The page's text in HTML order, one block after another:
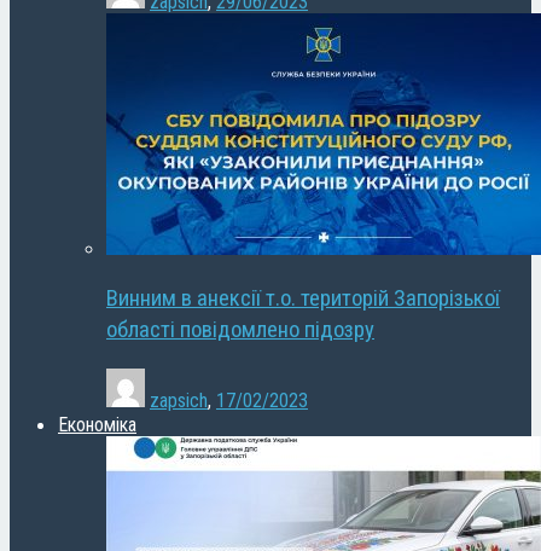
Винним в анексії т.о. територій Запорізької
області повідомлено підозру
zapsich, 17/02/2023
Економіка